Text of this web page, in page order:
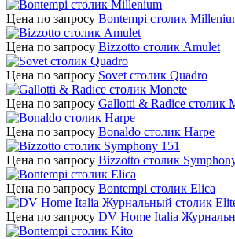
Цена по запросу Bontempi столик
Цена по запросу Bizzotto столик Amulet
Цена по запросу Sovet столик Quadro
Цена по запросу Gallotti & Radice столик
Цена по запросу Bonaldo столик Harpe
Цена по запросу Bizzotto столик
Цена по запросу Bontempi столик Elica
Цена по запросу DV Home Italia